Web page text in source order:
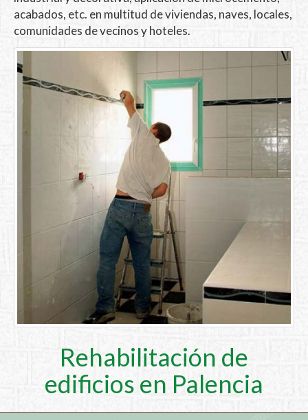
acabados, etc. en multitud de viviendas, naves, locales,
comunidades de vecinos y hoteles.
Rehabilitación de
edificios en Palencia